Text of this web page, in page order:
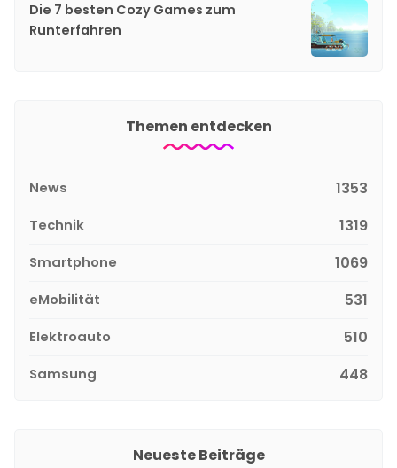
Die 7 besten Cozy Games zum
Runterfahren
Themen entdecken
News 1353
Technik 1319
Smartphone 1069
eMobilität 531
Elektroauto 510
Samsung 448
Neueste Beiträge